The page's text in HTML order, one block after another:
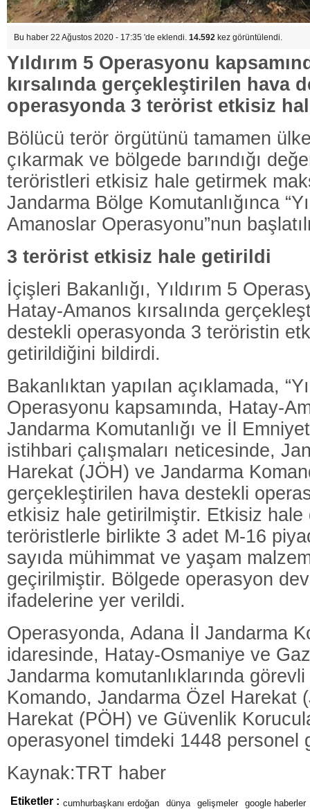
Bu haber 22 Ağustos 2020 - 17:35 'de eklendi. 14.592 kez görüntülendi.
Yıldırım 5 Operasyonu
kırsalında gerçekleştirilen hava
operasyonda 3 terörist etkisiz
Bölücü terör örgütünü tamamen
çıkarmak ve bölgede barındığı
teröristleri etkisiz hale getirmek
Jandarma Bölge Komutanlığınca
Amanoslar Operasyonu”nun
3 terörist etkisiz hale getirildi
İçişleri Bakanlığı, Yıldırım 5
Hatay-Amanos kırsalında
destekli operasyonda 3 teröristin
getirildiğini bildirdi.
Bakanlıktan yapılan açıklamada,
Operasyonu kapsamında, Hatay-
Jandarma Komutanlığı ve İl
istihbari çalışmaları neticesinde,
Harekat (JÖH) ve Jandarma
gerçekleştirilen hava destekli
etkisiz hale getirilmiştir. Etkisiz hale
teröristlerle birlikte 3 adet M-16
sayıda mühimmat ve yaşam
geçirilmiştir. Bölgede operasyon
ifadelerine yer verildi.
Operasyonda, Adana İl Jandarma
idaresinde, Hatay-Osmaniye ve
Jandarma komutanlıklarında
Komando, Jandarma Özel Harekat
Harekat (PÖH) ve Güvenlik
operasyonel timdeki 1448 personel
Kaynak:TRT haber
Etiketler : cumhurbaşkanı erdoğan dünya gelişmeler
google haberler